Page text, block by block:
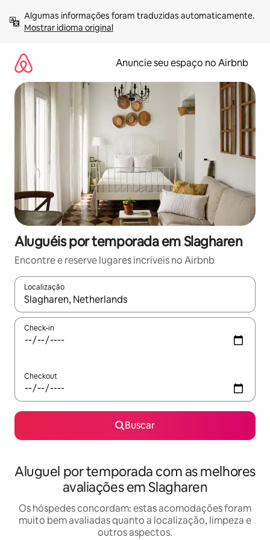
para
Mostrar idioma original
Anuncie seu espaço no Airbnb
Aluguéis por temporada em Slagharen
Encontre e reserve lugares incríveis no Airbnb
Localização
Quando os resultados estiverem disponíveis, explore-os
Check-in
Checkout
Buscar
Aluguel por temporada com as melhores
avaliações em Slagharen
Os hóspedes concordam: estas acomodações foram
muito bem avaliadas quanto a localização, limpeza e
outros aspectos.